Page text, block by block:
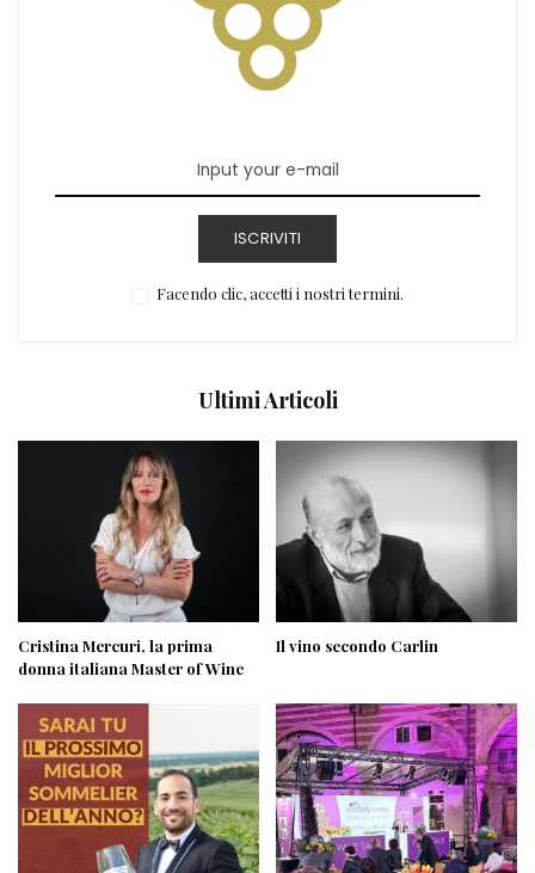
ISCRIVITI
Facendo clic, accetti i nostri termini.
Ultimi Articoli
Cristina Mercuri, la prima
donna italiana Master of Wine
Il vino secondo Carlin